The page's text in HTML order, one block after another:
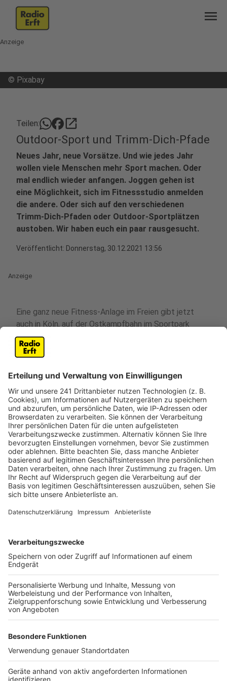
menu
Anzeige
© Pixabay
Teilen: open_in_new
Outdoor-Sport und Trimm-Dich-Pfade
Neues Jahr, neue Vorsätze. Und wie jedes Jahr
wollen viele Menschen mehr Sport machen. Oder
mal endlich wieder anfangen. Joggen gehen ist
eine Möglichkeit, sich im Fitnessstudio anmelden
die andere. Oder sich auf den verschiedenen
Trimm-Dich-Pfaden oder Outdoor-Sportplätzen
austoben. Wir haben euch ein paar rausgesucht.
Veröffentlicht: Donnerstag, 30.12.2021 13:56
Anzeige
Eine ganz neue Fitness-Anlage im Freien gibt jetzt
auch in Köln, auf der Ostkampfbahn im Sportpark
Müngersdorf
intensiven Workout und Muskeltraining. Zu den
Geräten gehören etwa das Battle Rope (Workout am
Seil), die Dip-Station (Training durch Druck- und
eine Klimmzug-Stange sowie ein Boxsack für Kraft-
und Konditionstraining. Das neue Outdoor Gym ist von
Montag bis Freitag von 7 bis 22 Uhr sowie Samstag
und Sonntag von 8 bis 18 Uhr geöffnet. Die Nutzung
ist kostenlos.
In Hürth haben wir für euch zwei Calisthenic-Parks
gefunden. Einmal an der Gesamtschule in Hürthund in
Efferen, inSindorfam Platz der Integration und in
Dabei geht es konkret um Eigengewichtsübungen. Ihr
und könnt so verschiedene Körperregionen oder
Muskelgruppen trainieren. Das
Just Fit-Fitnesstudio
hat bei sich in Frechen ebenfalls einen Outdoor-
Fitness-Bereich aufgebaut. Auf 250 Quadratmetern ist
kostenloses Fitnesstraining unter freiem Himmel
möglich.
Außerdem gibt es eine ganze Reihe anTrimm-Dich-
Pfaden
bei uns im Kreis und in Köln. Zwei dieser Pfade
Fitnessparkund denScherz e.V.. Außerdem könnt ihr
euch in der Anlage im Beethovenpark oder im Fritz